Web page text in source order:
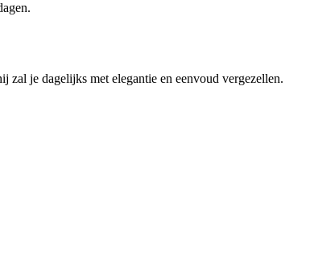
zal je dagelijks met elegantie en eenvoud vergezellen.